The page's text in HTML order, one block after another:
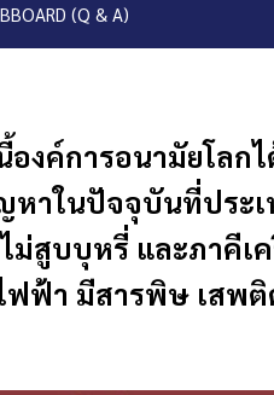
(Q & A)
การอนามัยโลกไ
าในปัจจุบันที่ประ
ม่สูบบุหรี่ และภาคี
ฟ้า มีสารพิษ เสพติ